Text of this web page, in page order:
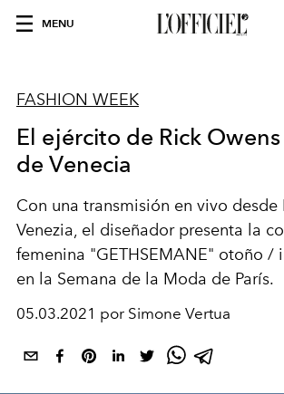
MENU
FASHION WEEK
El ejército de Rick
de Venecia
Con una transmisión en vivo desde
Venezia, el diseñador presenta la
femenina "GETHSEMANE" otoño /
en la Semana de la Moda de París.
05.03.2021 por Simone Vertua